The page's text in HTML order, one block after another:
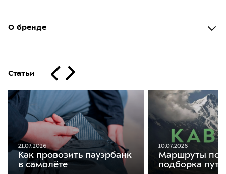
О бренде
Статьи
21.07.2026
Как провозить пауэрбанк
в самолёте
10.07.2026
Маршруты по
подборка